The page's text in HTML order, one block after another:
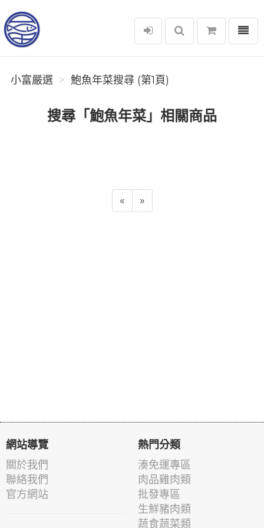
小富嚴選
選單
小富嚴選 鮑魚年菜搜尋 (第1頁)
搜尋「鮑魚年菜」相關商品
« »
網站導覽
關於我們
聯絡我們
官方網站
熱門分類
湊免運專區
肉品雞肉類
批發專區
生鮮豬肉類
蔬食蔬菜類